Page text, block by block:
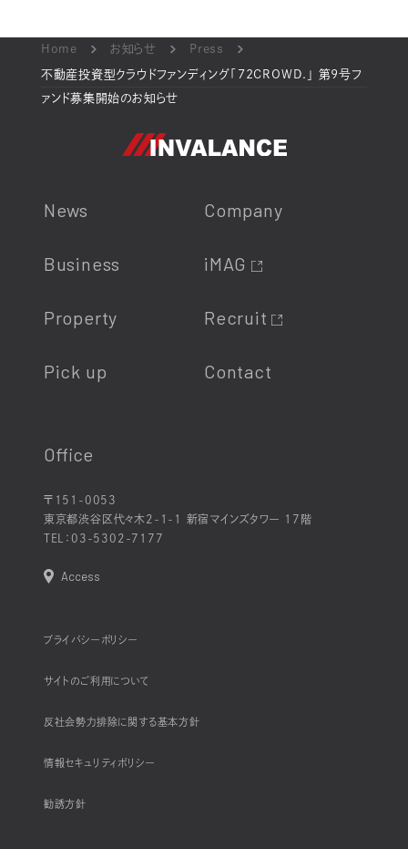
Home お知らせ Press
不動産投資型クラウドファンディング「72CROWD.」 第9号フ
ァンド募集開始のお知らせ
News
Business
Property
Pick up
Company
iMAG
Recruit
Contact
Office
〒151-0053
東京都渋谷区代々木2-1-1 新宿マインズタワー 17階
TEL： 03-5302-7177
Access
プライバシーポリシー
サイトのご利用について
反社会勢力排除に関する基本方針
情報セキュリティポリシー
勧誘方針